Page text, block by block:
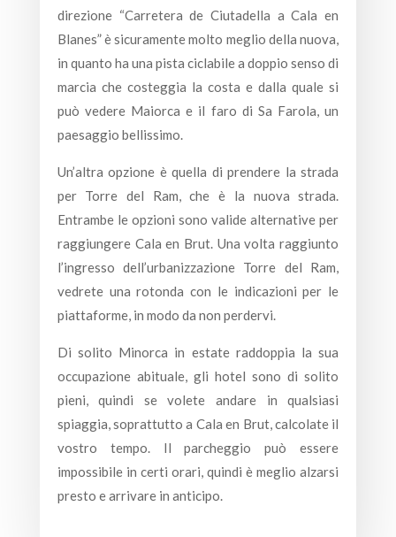
direzione “Carretera de Ciutadella a Cala en
Blanes” è sicuramente molto meglio della nuova,
in quanto ha una pista ciclabile a doppio senso di
marcia che costeggia la costa e dalla quale si
può vedere Maiorca e il faro di Sa Farola, un
paesaggio bellissimo.
Un’altra opzione è quella di prendere la strada
per Torre del Ram, che è la nuova strada.
Entrambe le opzioni sono valide alternative per
raggiungere Cala en Brut. Una volta raggiunto
l’ingresso dell’urbanizzazione Torre del Ram,
vedrete una rotonda con le indicazioni per le
piattaforme, in modo da non perdervi.
Di solito Minorca in estate raddoppia la sua
occupazione abituale, gli hotel sono di solito
pieni, quindi se volete andare in qualsiasi
spiaggia, soprattutto a Cala en Brut, calcolate il
vostro tempo. Il parcheggio può essere
impossibile in certi orari, quindi è meglio alzarsi
presto e arrivare in anticipo.